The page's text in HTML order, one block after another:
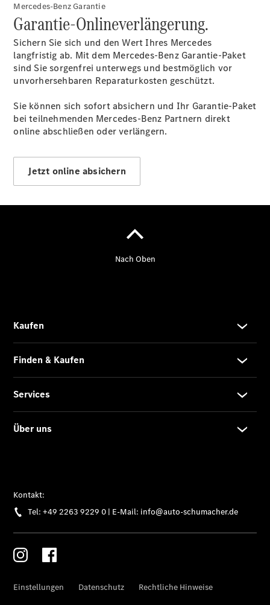
Mercedes-Benz Garantie
Garantie-Onlineverlängerung.
Sichern Sie sich und den Wert Ihres Mercedes
langfristig ab. Mit dem Mercedes-Benz Garantie-Paket
sind Sie sorgenfrei unterwegs und bestmöglich vor
unvorhersehbaren Reparaturkosten geschützt.
Sie können sich sofort absichern und Ihr Garantie-Paket
bei teilnehmenden Mercedes-Benz Partnern direkt
online abschließen oder verlängern.
Jetzt online absichern